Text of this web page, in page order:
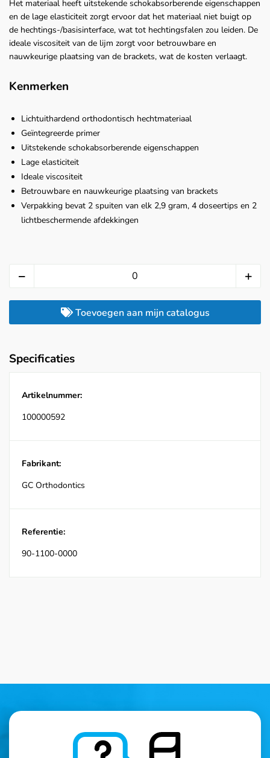
Het materiaal heeft uitstekende schokabsorberende eigenschappen
en de lage elasticiteit zorgt ervoor dat het materiaal niet buigt op
de hechtings-/basisinterface, wat tot hechtingsfalen zou leiden. De
ideale viscositeit van de lijm zorgt voor betrouwbare en
nauwkeurige plaatsing van de brackets, wat de kosten verlaagt.
Kenmerken
Lichtuithardend orthodontisch hechtmateriaal
Geïntegreerde primer
Uitstekende schokabsorberende eigenschappen
Lage elasticiteit
Ideale viscositeit
Betrouwbare en nauwkeurige plaatsing van brackets
Verpakking bevat 2 spuiten van elk 2,9 gram, 4 doseertips en 2
lichtbeschermende afdekkingen
Toevoegen aan mijn catalogus
Specificaties
Artikelnummer:
100000592
Fabrikant:
GC Orthodontics
Referentie:
90-1100-0000